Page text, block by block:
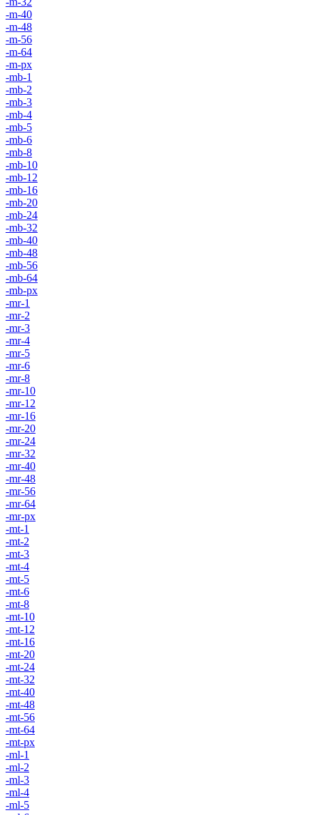
-m-40
-m-48
-m-56
-m-64
-m-px
-mb-1
-mb-2
-mb-3
-mb-4
-mb-5
-mb-6
-mb-8
-mb-10
-mb-12
-mb-16
-mb-20
-mb-24
-mb-32
-mb-40
-mb-48
-mb-56
-mb-64
-mb-px
-mr-1
-mr-2
-mr-3
-mr-4
-mr-5
-mr-6
-mr-8
-mr-10
-mr-12
-mr-16
-mr-20
-mr-24
-mr-32
-mr-40
-mr-48
-mr-56
-mr-64
-mr-px
-mt-1
-mt-2
-mt-3
-mt-4
-mt-5
-mt-6
-mt-8
-mt-10
-mt-12
-mt-16
-mt-20
-mt-24
-mt-32
-mt-40
-mt-48
-mt-56
-mt-64
-mt-px
-ml-1
-ml-2
-ml-3
-ml-4
-ml-5